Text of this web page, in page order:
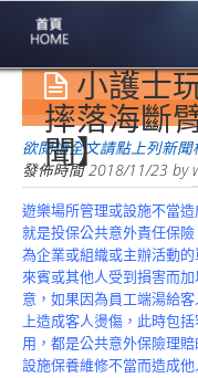
專業豐林
Professional
保險大家談
1386集
台灣商業保險
第一品牌
關於豐林
About
服務項目
Service
小護士
摔落海斷
聞】
欲閱讀全文請點上列新聞
發佈時間2018/11/23 by
遊樂場所管理或設施不當
就是投保公共意外責任保
為企業或組織或主辦活動
來賓或其他人受到損害而
意，如果因為員工端湯給
上造成客人燙傷，此時包
用，都是公共意外保險理
設施保養維修不當而造成